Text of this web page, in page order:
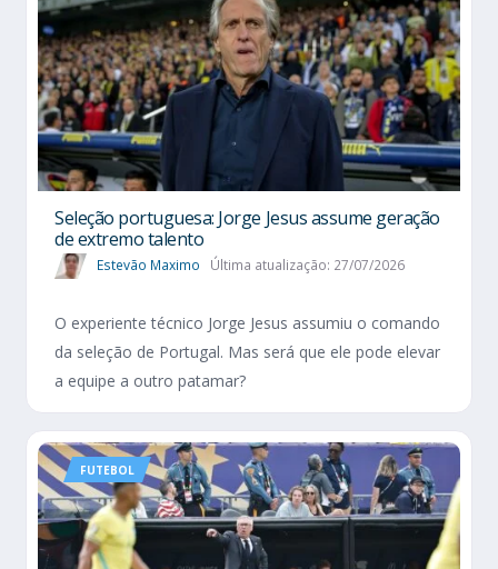
Seleção portuguesa: Jorge Jesus assume geração
de extremo talento
Estevão Maximo Última atualização: 27/07/2026
O experiente técnico Jorge Jesus assumiu o comando
da seleção de Portugal. Mas será que ele pode elevar
a equipe a outro patamar?
FUTEBOL